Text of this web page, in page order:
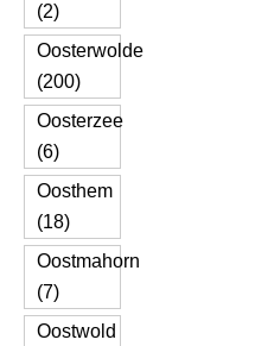
(2)
Oosterwolde
(200)
Oosterzee
(6)
Oosthem
(18)
Oostmahorn
(7)
Oostwold